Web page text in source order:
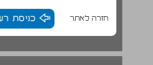
חזרה לאתר כניסת